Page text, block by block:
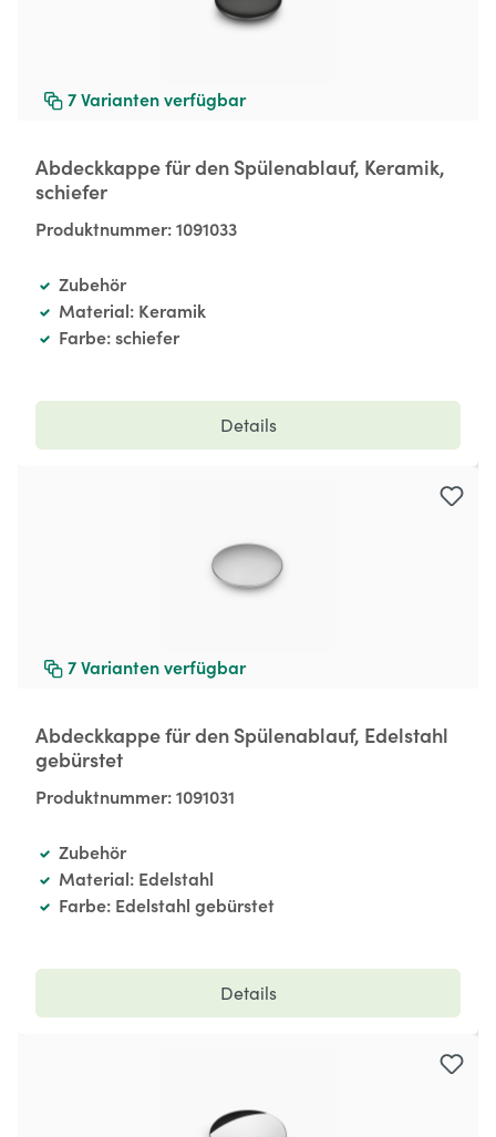
7 Varianten verfügbar
Abdeckkappe für den Spülenablauf, Keramik,
schiefer
Produktnummer:1091033
Zubehör
Material: Keramik
Farbe: schiefer
Details
7 Varianten verfügbar
Abdeckkappe für den Spülenablauf, Edelstahl
gebürstet
Produktnummer:1091031
Zubehör
Material: Edelstahl
Farbe: Edelstahl gebürstet
Details